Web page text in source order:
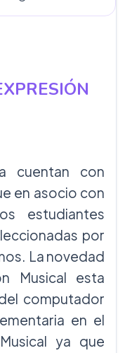
cuentan con
en asocio con
estudiantes
por
La novedad
Musical esta
computador
en el
ya que